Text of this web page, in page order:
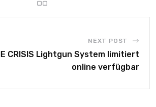
NEXT POST
CRISIS Lightgun System limitiert
online verfügbar